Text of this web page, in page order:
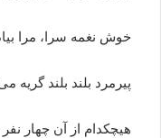
خوش نغمه سرا، مرا
پیرمرد بلند بلند
هیچکدام از آن چهار